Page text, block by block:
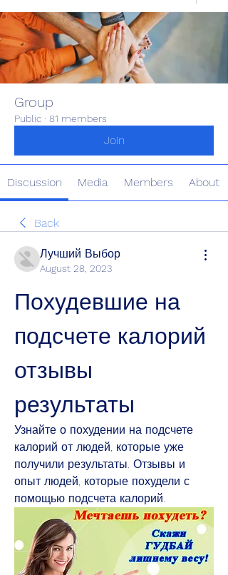
Group
Public · 81 members
Join
Discussion Media Members About
Back
Лучший Выбор
August 28, 2023
Похудевшие на
подсчете калорий
отзывы
результаты
Узнайте о похудении на подсчете
калорий от людей, которые уже
получили результаты. Отзывы и
опыт людей, которые похудели с
помощью подсчета калорий.